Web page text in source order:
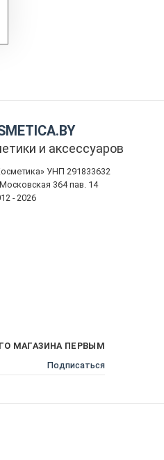
и аксессуаров
УНП 291833632
364 пав. 14
- 2026
МАГАЗИНА ПЕРВЫМ
Подписаться